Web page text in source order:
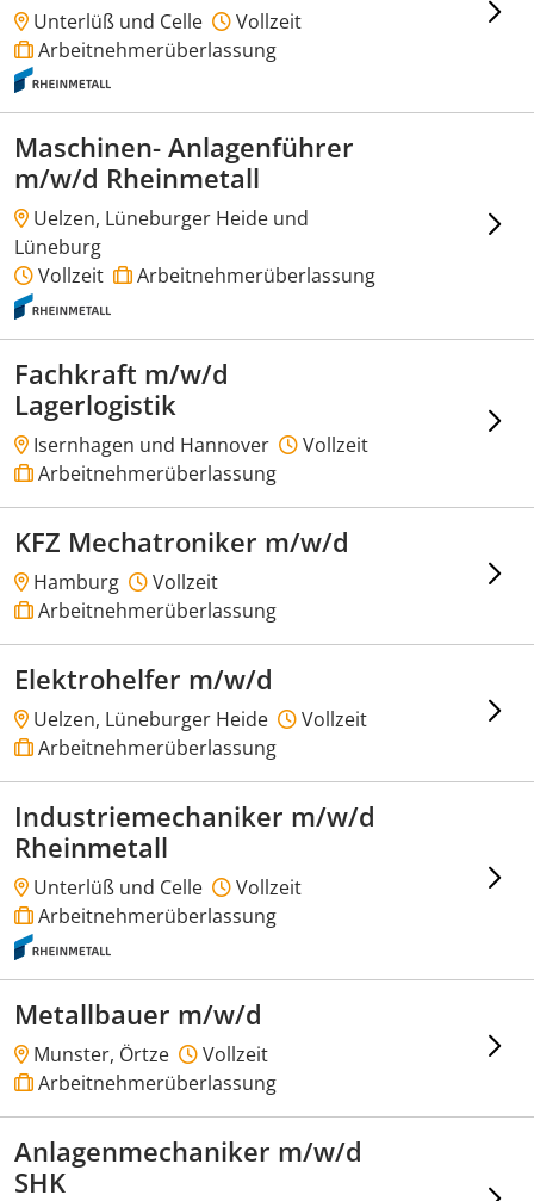
Unterlüß und Celle
Vollzeit
Arbeitnehmerüberlassung
Maschinen- Anlagenführer
m/w/d Rheinmetall
Uelzen, Lüneburger Heide und
Lüneburg
Vollzeit
Arbeitnehmerüberlassung
Fachkraft m/w/d
Lagerlogistik
Isernhagen und Hannover
Vollzeit
Arbeitnehmerüberlassung
KFZ Mechatroniker m/w/d
Hamburg
Vollzeit
Arbeitnehmerüberlassung
Elektrohelfer m/w/d
Uelzen, Lüneburger Heide
Vollzeit
Arbeitnehmerüberlassung
Industriemechaniker m/w/d
Rheinmetall
Unterlüß und Celle
Vollzeit
Arbeitnehmerüberlassung
Metallbauer m/w/d
Munster, Örtze
Vollzeit
Arbeitnehmerüberlassung
Anlagenmechaniker m/w/d
SHK